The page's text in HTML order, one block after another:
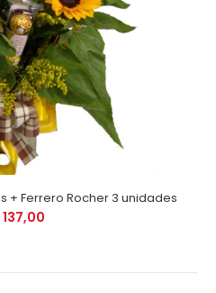
+ Ferrero Rocher 3 unidades
137,00